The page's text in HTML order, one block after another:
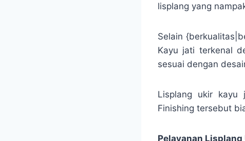
lisplang yang
Selain
Kayu jati terkenal
sesuai dengan
Lisplang ukir kayu
Finishing tersebut
Pelayanan Lisplang